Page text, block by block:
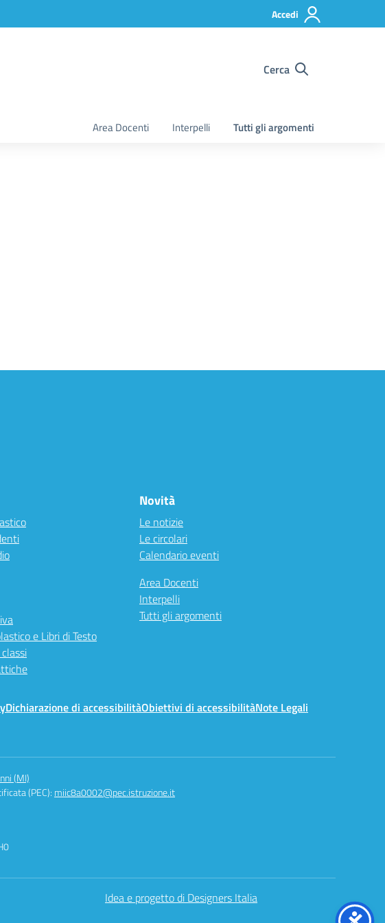
Accedi
Cerca
Area Docenti Interpelli Tutti gli argomenti
e Libri di Testo
Novità
Le notizie
Le circolari
Calendario eventi
Area Docenti
Interpelli
Tutti gli argomenti
Dichiarazione di accessibilitàObiettivi di accessibilitàNote Legali
(MI)
(PEC): miic8a0002@pec.istruzione.it
Idea e progetto di Designers Italia